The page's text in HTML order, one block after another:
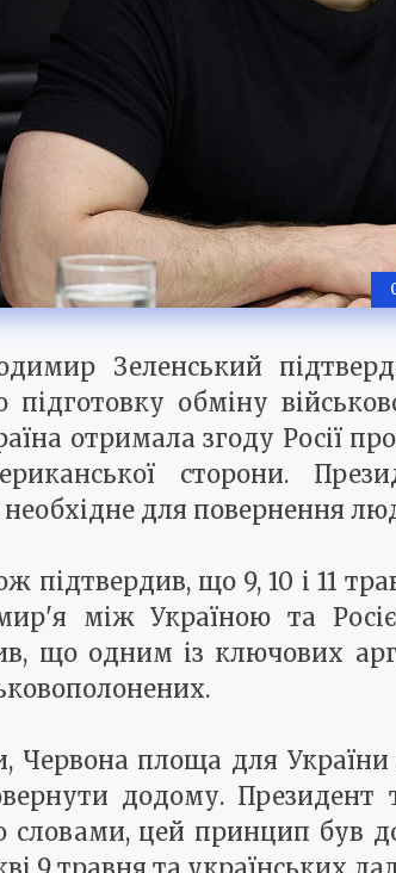
Зеленський
підготовку обміну
отримала згоду Росії
сторони.
необхідне для повернення
підтвердив, що 9, 10 і 11
між Україною та
що одним із ключових
Червона площа для
додому. Президент
словами, цей принцип був